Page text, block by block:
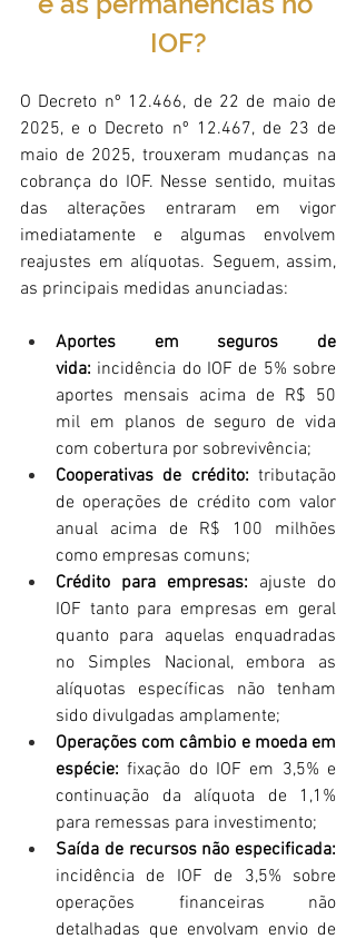
IOF?
O Decreto nº 12.466, de 22 de maio de
2025, e o Decreto nº 12.467, de 23 de
maio de 2025, trouxeram mudanças na
cobrança do IOF. Nesse sentido, muitas
das alterações entraram em vigor
imediatamente e algumas envolvem
reajustes em alíquotas. Seguem, assim,
as principais medidas anunciadas:
Aportes em seguros de
vida: incidência do IOF de 5% sobre
aportes mensais acima de R$ 50
mil em planos de seguro de vida
com cobertura por sobrevivência;
Cooperativas de crédito: tributação
de operações de crédito com valor
anual acima de R$ 100 milhões
como empresas comuns;
Crédito para empresas: ajuste do
IOF tanto para empresas em geral
quanto para aquelas enquadradas
no Simples Nacional, embora as
alíquotas específicas não tenham
sido divulgadas amplamente;
Operações com câmbio e moeda em
espécie: fixação do IOF em 3,5% e
continuação da alíquota de 1,1%
para remessas para investimento;
incidência de IOF de 3,5% sobre
operações financeiras não
detalhadas que envolvam envio de